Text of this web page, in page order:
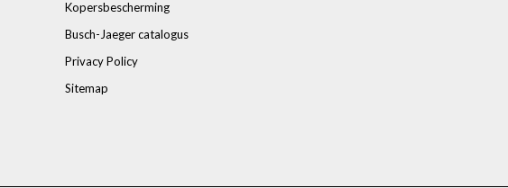
Kopersbescherming
Busch-Jaeger catalogus
Privacy Policy
Sitemap